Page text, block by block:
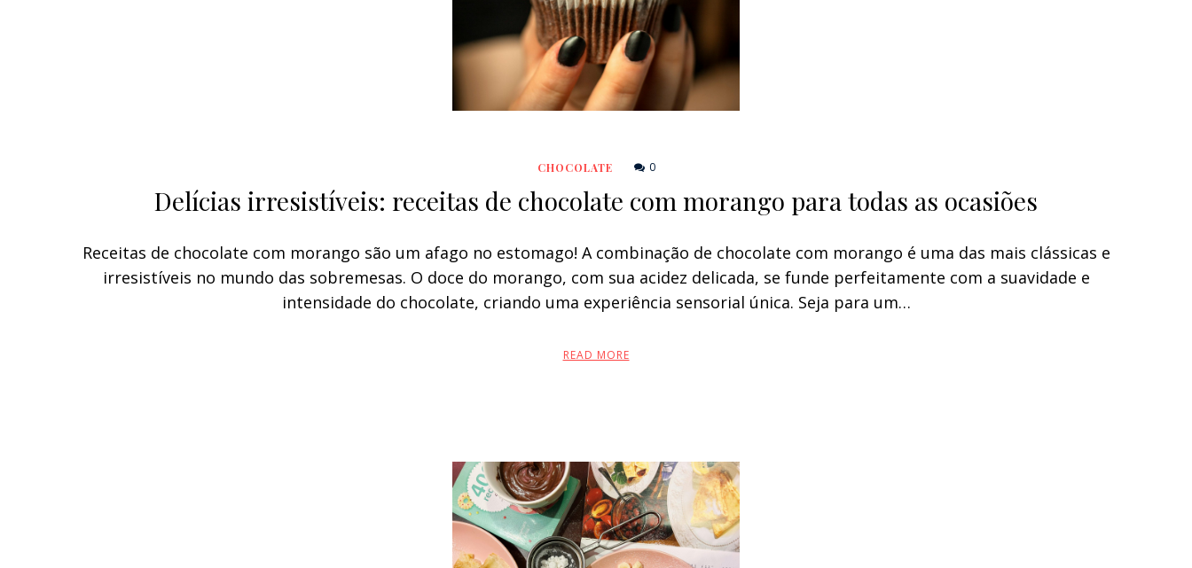
CHOCOLATE 0
Delícias irresistíveis: receitas de chocolate com morango para todas as ocasiões
Receitas de chocolate com morango são um afago no estomago! A combinação de chocolate com morango é uma das mais clássicas e
irresistíveis no mundo das sobremesas. O doce do morango, com sua acidez delicada, se funde perfeitamente com a suavidade e
intensidade do chocolate, criando uma experiência sensorial única. Seja para um…
READ MORE